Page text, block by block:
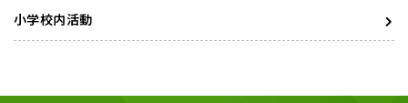
小学校内活動